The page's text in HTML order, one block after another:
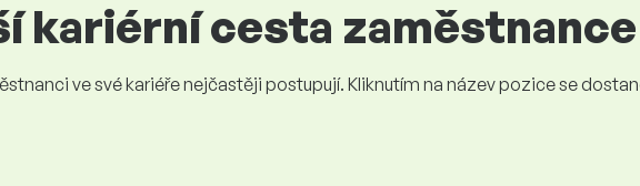
kariérní cesta zaměstnance
ve své kariéře nejčastěji postupují. Kliknutím na název pozice se